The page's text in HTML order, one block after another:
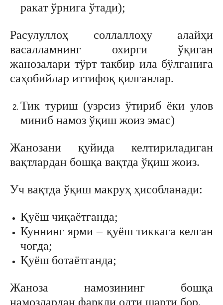
ракат ўрнига ўтади);
Расулуллоҳ соллаллоҳу алайҳи
васалламнинг охирги ўқиган
жанозалари тўрт такбир ила бўлганига
саҳобийлар иттифоқ қилганлар.
Тик туриш (узрсиз ўтириб ёки улов
миниб намоз ўқиш жоиз эмас)
Жанозани қуйида келтириладиган
вақтлардан бошқа вақтда ўқиш жоиз.
Уч вақтда ўқиш макруҳ ҳисобланади:
Қуёш чиқаётганда;
Куннинг ярми – қуёш тиккага келган
чоғда;
Қуёш ботаётганда;
Жаноза намозининг бошқа
намозлардан фарқли олти шарти бор.